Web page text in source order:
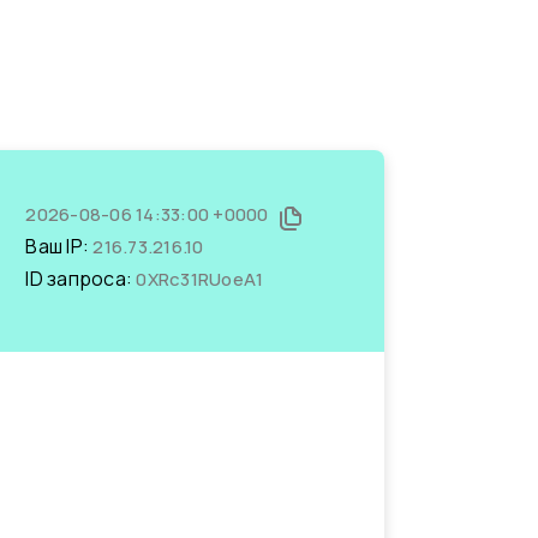
2026-08-06 14:33:00 +0000
Ваш IP:216.73.216.10
ID запроса:0XRc31RUoeA1